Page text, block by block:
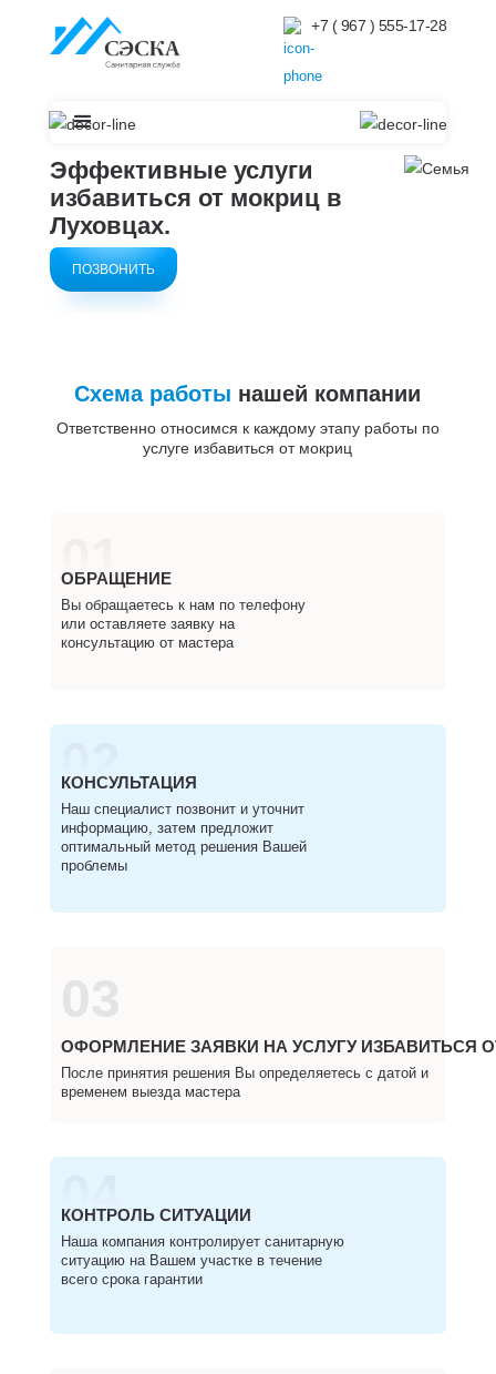
+7 ( 967 ) 555-17-28
Эффективные услуги
избавиться от мокриц в
Луховцах.
ПОЗВОНИТЬ
Схема работы нашей компании
Ответственно относимся к каждому этапу работы по
услуге избавиться от мокриц
01
ОБРАЩЕНИЕ
Вы обращаетесь к нам по телефону
или оставляете заявку на
консультацию от мастера
02
КОНСУЛЬТАЦИЯ
Наш специалист позвонит и уточнит
информацию, затем предложит
оптимальный метод решения Вашей
проблемы
ОФОРМЛЕНИЕ ЗАЯВКИ НА УСЛУГУ ИЗБАВИТЬСЯ
После принятия решения Вы определяетесь с датой и
временем выезда мастера
04
КОНТРОЛЬ СИТУАЦИИ
Наша компания контролирует санитарную
ситуацию на Вашем участке в течение
всего срока гарантии